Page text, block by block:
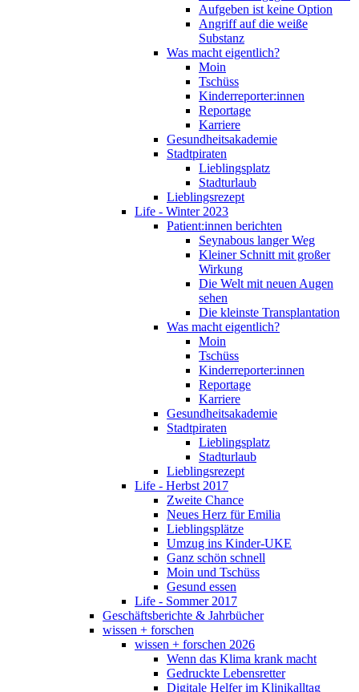
Aufgeben ist keine Option
Angriff auf die weiße
Substanz
Was macht eigentlich?
Moin
Tschüss
Kinderreporter:innen
Reportage
Karriere
Gesundheitsakademie
Stadtpiraten
Lieblingsplatz
Stadturlaub
Lieblingsrezept
Life - Winter 2023
Patient:innen berichten
Seynabous langer Weg
Kleiner Schnitt mit großer
Wirkung
Die Welt mit neuen Augen
sehen
Die kleinste Transplantation
Was macht eigentlich?
Moin
Tschüss
Kinderreporter:innen
Reportage
Karriere
Gesundheitsakademie
Stadtpiraten
Lieblingsplatz
Stadturlaub
Lieblingsrezept
Life - Herbst 2017
Zweite Chance
Neues Herz für Emilia
Lieblingsplätze
Umzug ins Kinder-UKE
Ganz schön schnell
Moin und Tschüss
Gesund essen
Life - Sommer 2017
Geschäftsberichte & Jahrbücher
wissen + forschen
wissen + forschen 2026
Wenn das Klima krank macht
Gedruckte Lebensretter
Digitale Helfer im Klinikalltag